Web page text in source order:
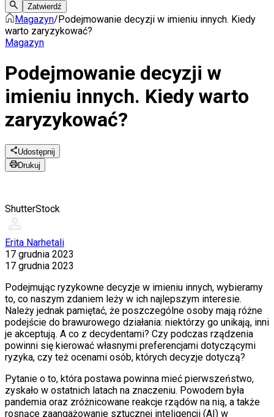
Zatwierdź
Magazyn/Podejmowanie decyzji w imieniu innych. Kiedy
warto zaryzykować?
Magazyn
Podejmowanie decyzji w
imieniu innych. Kiedy warto
zaryzykować?
Udostępnij
Drukuj
ShutterStock
Erita Narhetali
17 grudnia 2023
17 grudnia 2023
Podejmując ryzykowne decyzje w imieniu innych, wybieramy
to, co naszym zdaniem leży w ich najlepszym interesie.
Należy jednak pamiętać, że poszczególne osoby mają różne
podejście do brawurowego działania: niektórzy go unikają, inni
je akceptują. A co z decydentami? Czy podczas rządzenia
powinni się kierować własnymi preferencjami dotyczącymi
ryzyka, czy też ocenami osób, których decyzje dotyczą?
Pytanie o to, która postawa powinna mieć pierwszeństwo,
zyskało w ostatnich latach na znaczeniu. Powodem była
pandemia oraz zróżnicowane reakcje rządów na nią, a także
rosnące zaangażowanie sztucznej inteligencji (AI) w